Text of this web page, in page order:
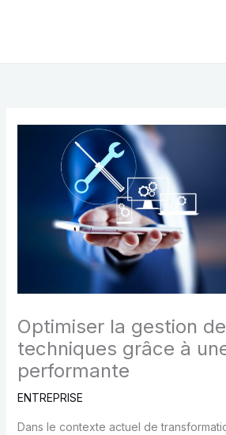
Optimiser la gestion
techniques grâce à
performante
ENTREPRISE
Dans le contexte actuel de